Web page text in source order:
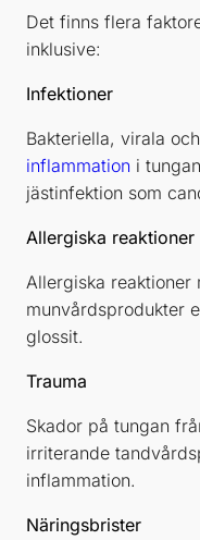
Det finns flera
inklusive:
Infektioner
Bakteriella, virala och
inflammation i
jästinfektion som
Allergiska reaktioner
Allergiska reaktioner
munvårdsprodukter
glossit.
Trauma
Skador på tungan
irriterande
inflammation.
Näringsbrister